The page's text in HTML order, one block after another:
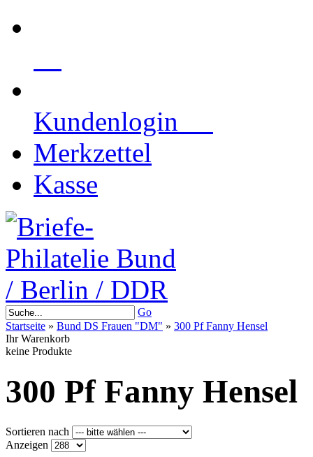
Kundenlogin
Merkzettel
Kasse
Go
Startseite » Bund DS Frauen "DM" » 300 Pf Fanny Hensel
Ihr Warenkorb
keine Produkte
300 Pf Fanny Hensel
Sortieren nach
Anzeigen